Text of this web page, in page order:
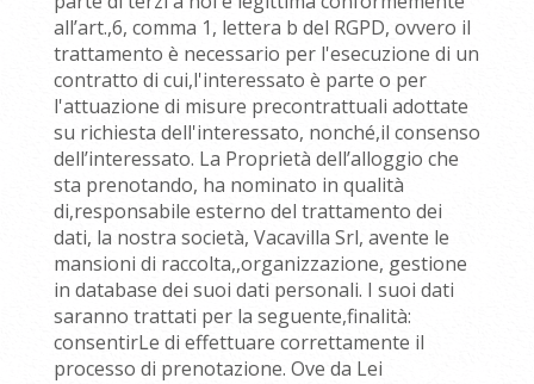
all’art.,6, comma 1, lettera b del RGPD, ovvero il
trattamento è necessario per l'esecuzione di un
contratto di cui,l'interessato è parte o per
l'attuazione di misure precontrattuali adottate
su richiesta dell'interessato, nonché,il consenso
dell’interessato. La Proprietà dell’alloggio che
sta prenotando, ha nominato in qualità
di,responsabile esterno del trattamento dei
dati, la nostra società, Vacavilla Srl, avente le
mansioni di raccolta,,organizzazione, gestione
in database dei suoi dati personali. I suoi dati
saranno trattati per la seguente,finalità:
consentirLe di effettuare correttamente il
processo di prenotazione. Ove da Lei